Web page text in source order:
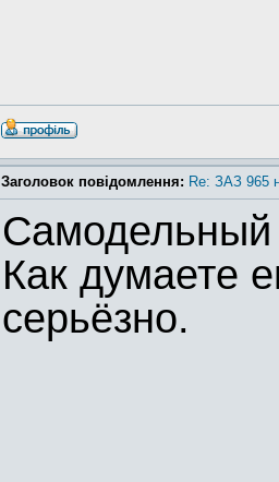
Заголовок повідомлення: Re: ЗАЗ 965
Самодельный
Как думаете
серьёзно.